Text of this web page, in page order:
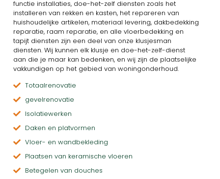
functie installaties, doe-het-zelf diensten zoals het
installeren van rekken en kasten, het repareren van
huishoudelijke artikelen, materiaal levering, dakbedekking
reparatie, raam reparatie, en alle vloerbedekking en
tapijt diensten zijn een deel van onze klusjesman
diensten. Wij kunnen elk klusje en doe-het-zelf-dienst
aan die je maar kan bedenken, en wij zijn de plaatselijke
vakkundigen op het gebied van woningonderhoud.
Totaalrenovatie
gevelrenovatie
Isolatiewerken
Daken en platvormen
Vloer- en wandbekleding
Plaatsen van keramische vloeren
Betegelen van douches